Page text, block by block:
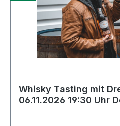
Whisky Tasting mit
06.11.2026 19:30 Uhr